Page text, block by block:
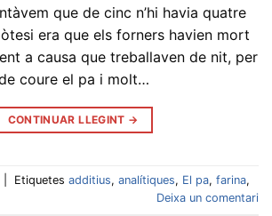
que de cinc n’hi havia quatre
era que els forners havien mort
a causa que treballaven de nit, per
coure el pa i molt…
CONTINUAR LLEGINT →
Etiquetes additius, analítiques, El pa, farina,
Deixa un comentari